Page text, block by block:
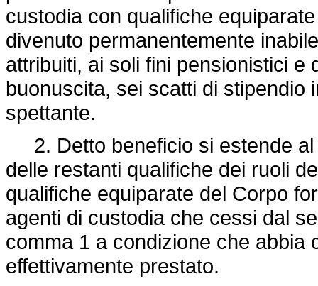
custodia con qualifiche
divenuto permanentemente
attribuiti, ai soli fini pensionistici e
buonuscita, sei scatti di stipendio
spettante.
2. Detto beneficio si estende al
delle restanti qualifiche dei ruoli
qualifiche equiparate del Corpo
agenti di custodia che cessi dal
comma 1 a condizione che abbia
effettivamente prestato.